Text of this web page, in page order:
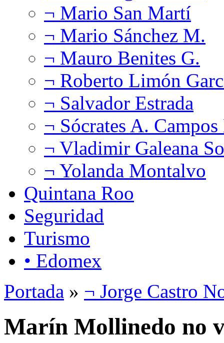
¬ Mario San Martí
¬ Mario Sánchez M.
¬ Mauro Benites G.
¬ Roberto Limón
¬ Salvador Estrada
¬ Sócrates A.
¬ Vladimir Galeana
¬ Yolanda Montalvo
Quintana Roo
Seguridad
Turismo
• Edomex
Portada » ¬ Jorge Castro
Marín Mollinedo no